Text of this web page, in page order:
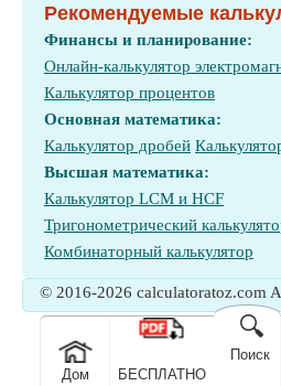
Рекомендуемые
Финансы и планирование:
Онлайн-калькулятор
Калькулятор процентов
Основная математика:
Калькулятор дробей
Высшая математика:
Калькулятор LCM и HCF
Тригонометрический
Комбинаторный калькулятор
© 2016-2026 calculatoratoz.com A
Дом БЕСПЛАТНО
🔍
Поиск